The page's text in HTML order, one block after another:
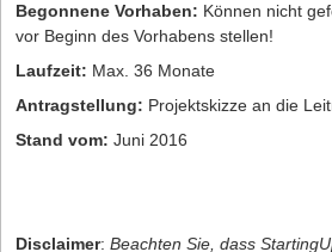
Begonnene Vorhaben: Können nicht
vor Beginn des Vorhabens stellen!
Laufzeit: Max. 36 Monate
Antragstellung: Projektskizze an die
Stand vom: Juni 2016
Disclaimer: Beachten Sie, dass